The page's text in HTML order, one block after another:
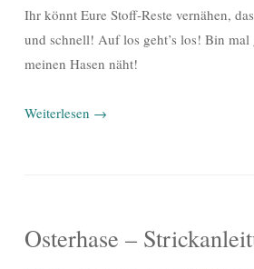
Ihr könnt Eure Stoff-Reste vernähen,
und schnell! Auf los geht’s los! Bin mal
meinen Hasen näht!
Weiterlesen →
Osterhase –